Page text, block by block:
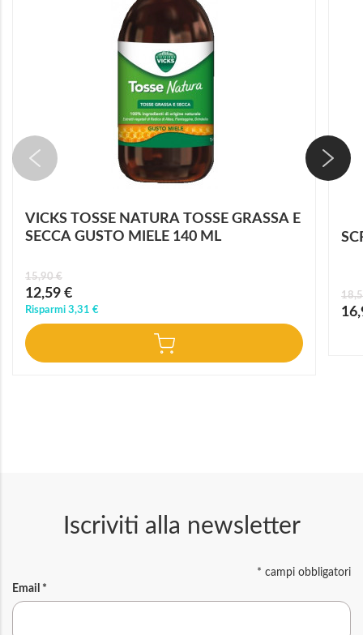
VICKS TOSSE NATURA TOSSE GRASSA E
SECCA GUSTO MIELE 140 ML
Prezzo
speciale
12,59 €
15,90 €
Risparmi 3,31 €
Iscriviti alla newsletter
* campi obbligatori
Email *